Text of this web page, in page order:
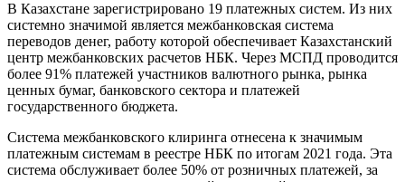
В Казахстане зарегистрировано 19 платежных систем. Из них
системно значимой является межбанковская система
переводов денег, работу которой обеспечивает Казахстанский
центр межбанковских расчетов НБК. Через МСПД проводится
более 91% платежей участников валютного рынка, рынка
ценных бумаг, банковского сектора и платежей
государственного бюджета.
Система межбанковского клиринга отнесена к значимым
платежным системам в реестре НБК по итогам 2021 года. Эта
система обслуживает более 50% от розничных платежей, за